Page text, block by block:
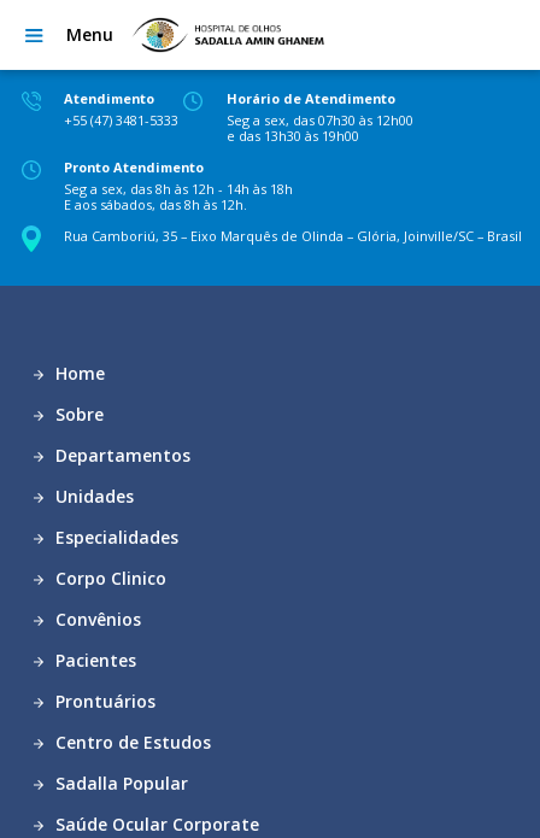
Menu
Atendimento
+55 (47) 3481-5333
Horário de Atendimento
Seg a sex, das 07h30 às 12h00
e das 13h30 às 19h00
Pronto Atendimento
Seg a sex, das 8h às 12h - 14h às 18h
E aos sábados, das 8h às 12h.
Rua Camboriú, 35 – Eixo Marquês de Olinda – Glória, Joinville/SC – Brasil
Home
Sobre
Departamentos
Unidades
Especialidades
Corpo Clinico
Convênios
Pacientes
Prontuários
Centro de Estudos
Sadalla Popular
Saúde Ocular Corporate